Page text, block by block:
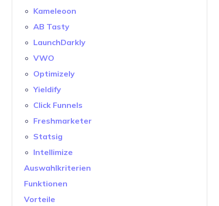
Kameleoon
AB Tasty
LaunchDarkly
VWO
Optimizely
Yieldify
Click Funnels
Freshmarketer
Statsig
Intellimize
Auswahlkriterien
Funktionen
Vorteile